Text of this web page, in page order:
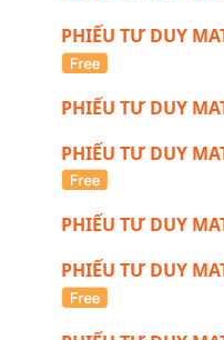
PHIẾU TƯ DUY
PHIẾU TƯ DUY
PHIẾU TƯ DUY
PHIẾU TƯ DUY
PHIẾU TƯ DUY